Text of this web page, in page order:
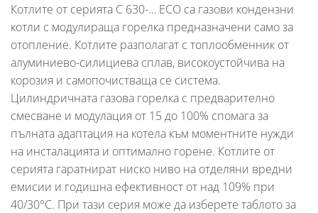
Котлите от серията C 630-… ECO са газови кондензни
котли с модулираща горелка предназначени само за
отопление. Котлите разполагат с топлообменник от
алуминиево-силициева сплав, високоустойчива на
корозия и самопочистваща се система.
Цилиндричната газова горелка с предварително
смесване и модулация от 15 до 100% спомага за
пълната адаптация на котела към моментните нужди
на инсталацията и оптимално горене. Котлите от
серията гаратнират ниско ниво на отделяни вредни
емисии и годишна ефективност от над 109% при
40/30°С. При тази серия може да изберете таблото за